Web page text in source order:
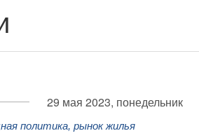
29 мая 2023, понедельник
политика, рынок жилья